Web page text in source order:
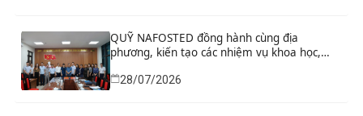
QUỸ NAFOSTED đồng hành cùng địa
phương, kiến tạo các nhiệm vụ khoa học,
phát triển thực tiễn
28/07/2026